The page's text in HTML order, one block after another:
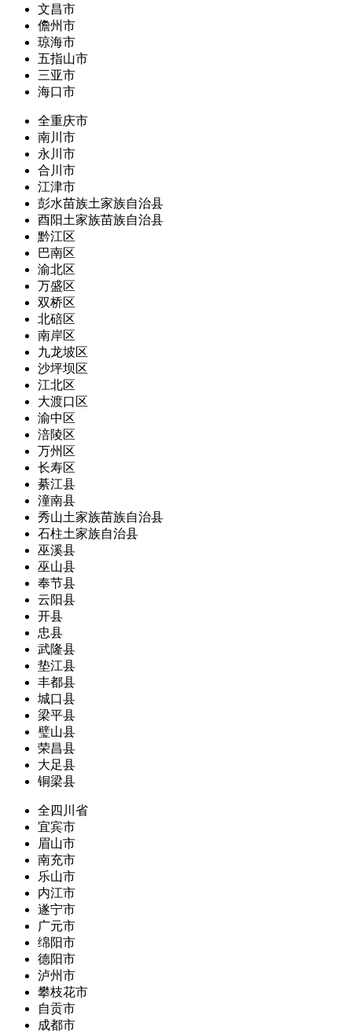
文昌市
儋州市
琼海市
五指山市
三亚市
海口市
全重庆市
南川市
永川市
合川市
江津市
彭水苗族土家族自治县
酉阳土家族苗族自治县
黔江区
巴南区
渝北区
万盛区
双桥区
北碚区
南岸区
九龙坡区
沙坪坝区
江北区
大渡口区
渝中区
涪陵区
万州区
长寿区
綦江县
潼南县
秀山土家族苗族自治县
石柱土家族自治县
巫溪县
巫山县
奉节县
云阳县
开县
忠县
武隆县
垫江县
丰都县
城口县
梁平县
璧山县
荣昌县
大足县
铜梁县
全四川省
宜宾市
眉山市
南充市
乐山市
内江市
遂宁市
广元市
绵阳市
德阳市
泸州市
攀枝花市
自贡市
成都市